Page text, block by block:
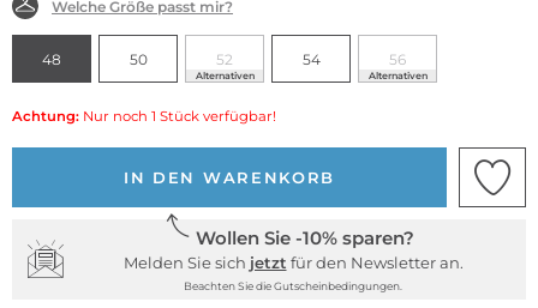
Welche Größe passt mir?
48 50 52
Alternativen
54 56
Alternativen
Achtung: Nur noch 1 Stück verfügbar!
IN DEN WARENKORB
Wollen Sie -10% sparen?
Melden Sie sich jetzt für den Newsletter an.
Beachten Sie die Gutscheinbedingungen.